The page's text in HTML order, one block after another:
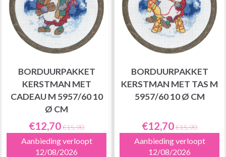
BORDUURPAKKET
KERSTMAN MET
CADEAU M 5957/60 10
Ø CM
€12,70€15,90
Aanbieding verloopt
12/08/2026
BORDUURPAKKET
KERSTMAN MET TAS M
5957/60 10 Ø CM
€12,70€15,90
Aanbieding verloopt
12/08/2026